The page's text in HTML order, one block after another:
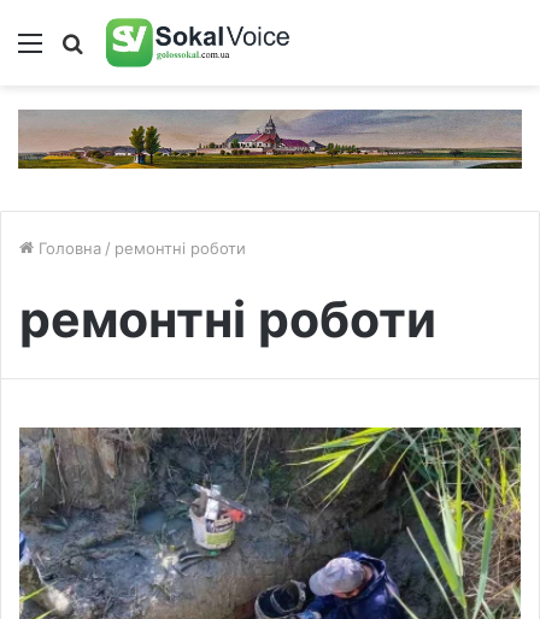
Меню Пошук
Головна / ремонтні роботи
ремонтні роботи